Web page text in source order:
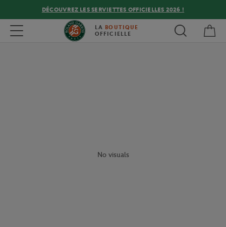
DÉCOUVREZ LES SERVIETTES OFFICIELLES 2026 !
Toggle navigation LA BOUTIQUE
OFFICIELLE
No visuals